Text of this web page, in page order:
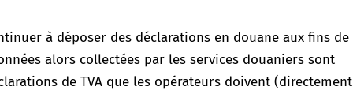
à déposer des déclarations en douane aux fins de
alors collectées par les services douaniers sont
de TVA que les opérateurs doivent